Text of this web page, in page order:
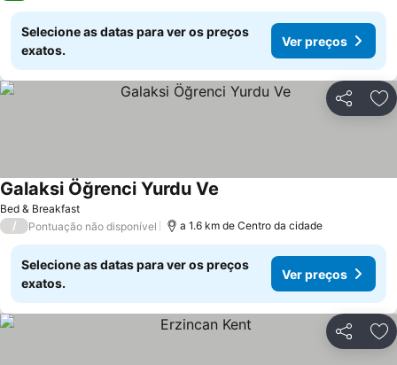
Selecione as datas para ver os preços
exatos.
Ver preços
Partilhar
Bed & Breakfast
Galaksi Öğrenci Yurdu Ve
/ Pontuação não disponível a 1.6 km de Centro da cidade
Selecione as datas para ver os preços
exatos.
Ver preços
Partilhar